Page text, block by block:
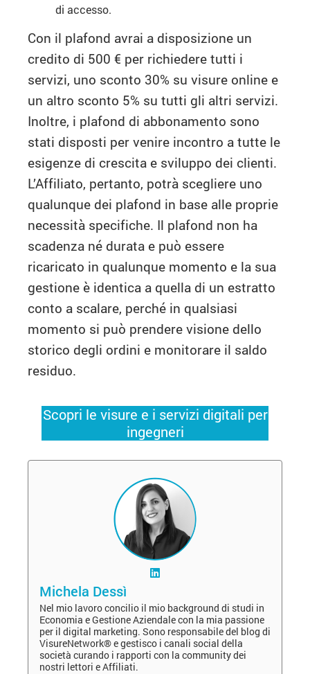
di accesso.
Con il plafond avrai a disposizione un
credito di 500 € per richiedere tutti i
servizi, uno sconto 30% su visure online e
un altro sconto 5% su tutti gli altri servizi.
Inoltre, i plafond di abbonamento sono
stati disposti per venire incontro a tutte le
esigenze di crescita e sviluppo dei clienti.
L’Affiliato, pertanto, potrà scegliere uno
qualunque dei plafond in base alle proprie
necessità specifiche. Il plafond non ha
scadenza né durata e può essere
ricaricato in qualunque momento e la sua
gestione è identica a quella di un estratto
conto a scalare, perché in qualsiasi
momento si può prendere visione dello
storico degli ordini e monitorare il saldo
residuo.
Scopri le visure e i servizi digitali per
ingegneri
Michela Dessì
Nel mio lavoro concilio il mio background di studi in
Economia e Gestione Aziendale con la mia passione
per il digital marketing. Sono responsabile del blog di
VisureNetwork® e gestisco i canali social della
società curando i rapporti con la community dei
nostri lettori e Affiliati.